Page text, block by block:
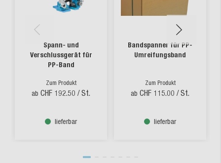
Spann- und
Verschlussgerät für
PP-Band
Zum Produkt
ab CHF 192.50 / St.
lieferbar
Bandspanner für PP-
Umreifungsband
Zum Produkt
ab CHF 115.00 / St.
lieferbar